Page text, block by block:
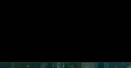
para os usuários